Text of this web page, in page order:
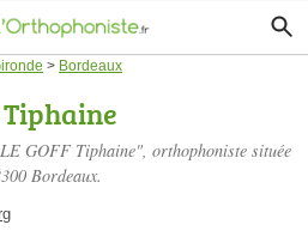
> Bordeaux
Tiphaine
GOFF Tiphaine", orthophoniste située
Bordeaux.